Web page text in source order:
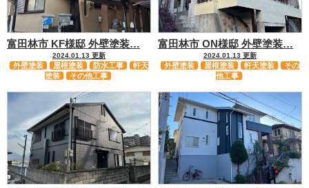
富田林市 KF様邸 外壁塗装…
2024.01.13 更新
外壁塗装 屋根塗装 防水工事
軒天
塗装
その他工事
富田林市 ON様邸 外壁塗装…
2024.01.13 更新
外壁塗装 屋根塗装 軒天塗装
その
他工事